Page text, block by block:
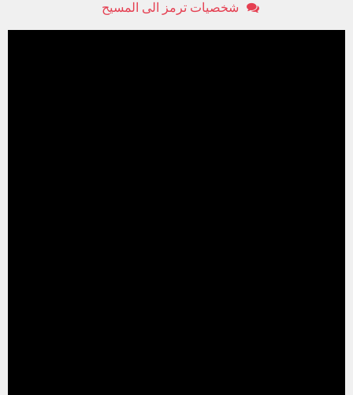
شخصيات ترمز الى المسيح